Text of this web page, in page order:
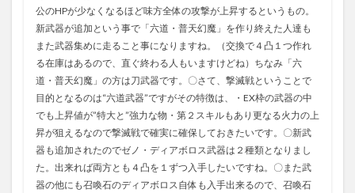
公のHPが少なくなるほど味方全体の攻撃が上昇するというもの。
新武器が追加という事で「六道・普天幻魔」を作り終えた人達も
また武器集めに走ること事になりますね。（交換で４凸１つ作れ
る在庫はあるので、直ぐ終わる人もいますけどね）ちなみ「六
道・普天幻魔」の方は刀武器です。〇さて、撃滅戦ということで
目的となるのは“六道武器”ですがその特徴は、・EX枠の武器の中
でも上昇値が”特大と”強力な物・第２スキルもあり更なる火力の上
昇が狙えるなので撃滅戦で確実に確保しておきたいです。〇新武
器も追加されたのでゼノ・ディアボロス武器は２種類となりまし
た。出来れば両方とも４凸を１ずつ入手したいですね。〇また武
器の他にも召喚石のディアボロス自体も入手出来るので、召喚石